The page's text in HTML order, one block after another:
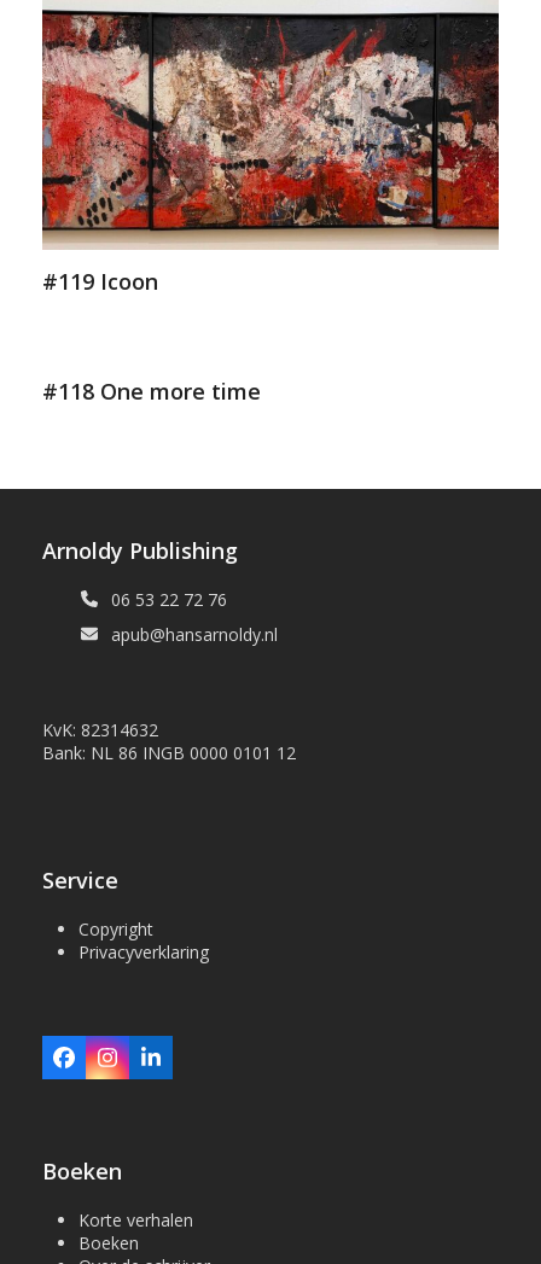
#119 Icoon
#118 One more time
Arnoldy Publishing
06 53 22 72 76
apub@hansarnoldy.nl
KvK: 82314632
Bank: NL 86 INGB 0000 0101 12
Service
Copyright
Privacyverklaring
Facebook
Instagram
LinkedIn
Boeken
Korte verhalen
Boeken